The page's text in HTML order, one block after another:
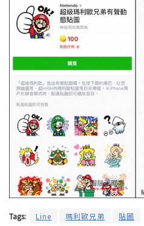
Tags: Line 瑪利歐兄弟 貼圖